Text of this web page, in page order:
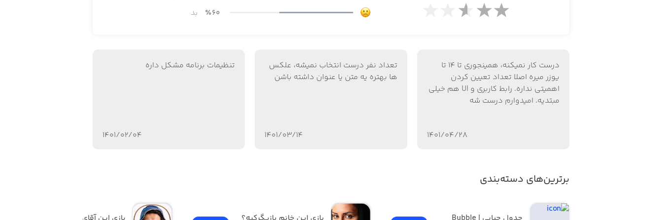
منوی کشویی به سادگی تعداد بازیکنان مورد نظر خودتان را انتخاب کنید. این بازی از ۳ نفر و تا ۲۰ نفر قابل انجام میباشد.
بازی میباشید!
٪60 بد
درست کار نمیکنه، همینجوری تا ۱۴ تا
یوزر میره اصلا تعداد تعیین کردن
اهمیتی نداره. رابط کاربری و UI هم خیلی
مبتدیه. امیدوارم درست شه
۱۴۰۱/۰۴/۲۸
تعداد نفر درست انتخاب نمیشه، علکس
ها بهتره یه متن یا عنوان داشته باشن
۱۴۰۱/۰۳/۱۴
تنظیمات برنامه مشکل داره
۱۴۰۱/۰۲/۰۴
برترین‌های دسته‌بندی